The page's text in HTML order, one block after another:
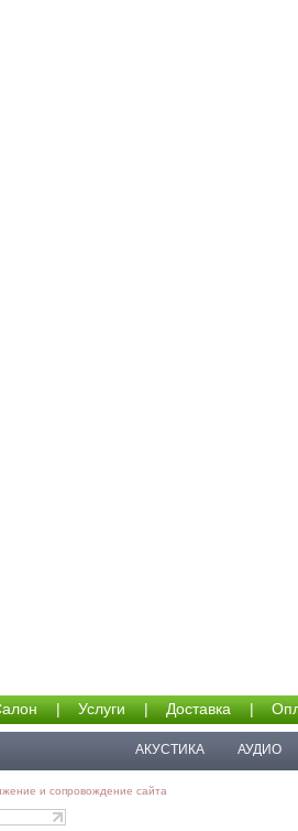
| Услуги | Доставка |
АКУСТИКА АУДИО
и сопровождение сайта